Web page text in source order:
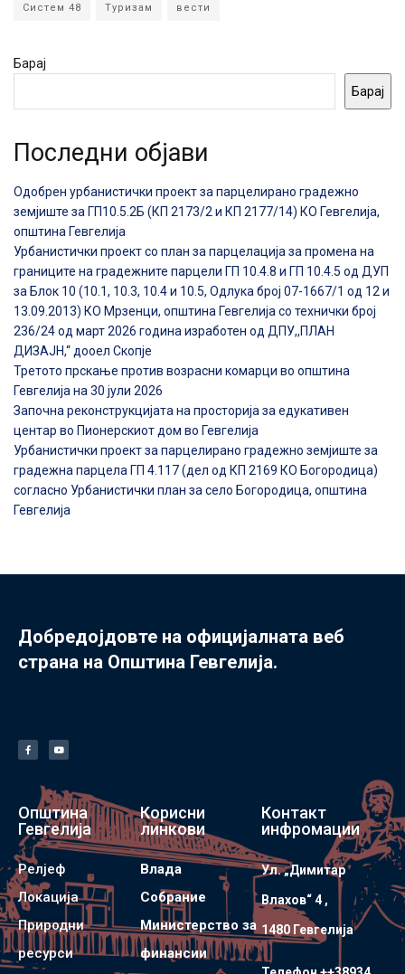
Систем 48 Туризам вести
Барај
Барај
Последни објави
Одобрен урбанистички проект за парцелирано градежно
земјиште за ГП10.5.2Б (КП 2173/2 и КП 2177/14) КО Гевгелија,
општина Гевгелија
Урбанистички проект со план за парцелација за промена на
границите на градежните парцели ГП 10.4.8 и ГП 10.4.5 од ДУП
за Блок 10 (10.1, 10.3, 10.4 и 10.5, Одлука број 07-1667/1 од 12 и
13.09.2013) КО Мрзенци, општина Гевгелија со технички број
236/24 од март 2026 година изработен од ДПУ,,ПЛАН
ДИЗАЈН,“ дооел Скопје
Третото прскање против возрасни комарци во општина
Гевгелија на 30 јули 2026
Започна реконструкцијата на просторија за едукативен
центар во Пионерскиот дом во Гевгелија
Урбанистички проект за парцелирано градежно земјиште за
градежна парцела ГП 4.117 (дел од КП 2169 КО Богородица)
согласно Урбанистички план за село Богородица, општина
Гевгелија
Добредојдовте на официјалната веб
страна на Општина Гевгелија.
Општина
Гевгелија
Релјеф
Локација
Природни
ресурси
Корисни
линкови
Влада
Собрание
Министерство за
финансии
Контакт
инфромации
Ул. „Димитар
Влахов“ 4 ,
1480 Гевгелијa